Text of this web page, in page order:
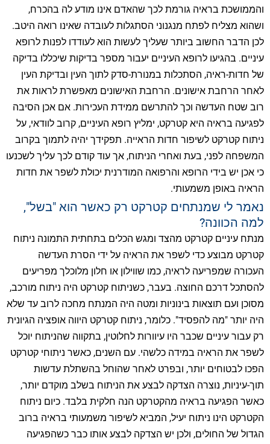
והממושכת בראיה גורמת לכך שהאדם אינו מודע לה בהכרח,
ושהוא מצליח לפתח מנגנוני הסתגלות לעובדה שאינו רואה היטב.
לכן הדבר החשוב ביותר שעליך לעשות הוא לעודדו לפנות לרופא
עיניים. בהגיעו לרופא העיניים יעבור מספר בדיקות שיכללו בדיקה
של חדות-ראיה, הסתכלות במנורת-סדק לתוך העין ובדיקת העין
לאחר הרחבת אישונים. הרחבת האישונים מאפשרת לראות את
רוב שטח העדשה וכך להתרשם ממידת העכירות. אם אכן הסיבה
לפגיעה בראיה היא קטרקט, ימליץ רופא העיניים, קרוב לוודאי, על
ניתוח קטרקט לשיפור חדות הראייה. תפקידך יהיה לתמוך בקרוב
המשפחה לפני, בעת ואחרי הניתוח, אך עוד קודם לכך עליך לשכנעו
כי אכן יש בידי הרופא והרפואה המודרנית יכולת לשפר את חדות
הראיה באופן משמעותי.
נאמר לי שמנתחים קטרקט רק כאשר הוא "בשל",
למה הכוונה?
מנתח עיניים קטרקט מהצד ומגש הכלים בתחתית התמונה ניתוח
קטרקט מבוצע כדי לשפר את הראיה על ידי הסרת העדשה
העכורה שמפריעה לראיה, כמו שווילון או חלון מלוכלך מפריעים
להסתכל דרכם החוצה. בעבר, כשניתוח קטרקט היה ניתוח מורכב,
מסוכן ועם תוצאות בינוניות ומטה היה המנתח מחכה לרוב עד שלא
היה יותר "מה להפסיד". כלומר, ניתוח קטרקט היווה אופציה הגיונית
רק עבור עיניים שכבר היו עיוורות לחלוטין, בתקווה שהניתוח יוכל
לשפר את הראיה במידה כלשהי. עם השנים, כאשר ניתוחי קטרקט
הפכו לבטוחים יותר, ובפרט לאחר שהוחל בהשתלת עדשות
תוך-עיניות, נוצרה הצדקה לבצע את הניתוח בשלב מוקדם יותר,
כאשר הפגיעה בראיה מהקטרקט הנה חלקית בלבד. כיום ניתוח
הקטרקט הינו ניתוח יעיל, המביא לשיפור משמעותי בראיה ברוב
הגדול של החולים, ולכן יש הצדקה לבצע אותו כבר כשהפגיעה